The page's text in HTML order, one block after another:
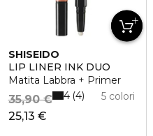
SHISEIDO
LIP LINER INK DUO
Matita Labbra + Primer
25,13 €
35,90 € 5 colori
4 4